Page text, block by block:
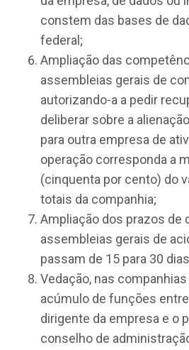
constem das bases de
federal;
Ampliação das
assembleias gerais de
autorizando-a a pedir
deliberar sobre a
para outra empresa de
operação corresponda a
(cinquenta por cento) do
totais da companhia;
Ampliação dos prazos de
assembleias gerais de
passam de 15 para 30
Vedação, nas
acúmulo de funções entre
dirigente da empresa e o
conselho de